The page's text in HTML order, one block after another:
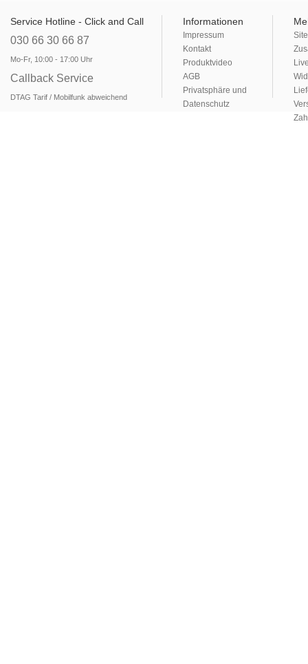
Service Hotline - Click and Call
030 66 30 66 87
Mo-Fr, 10:00 - 17:00 Uhr
Callback Service
DTAG Tarif / Mobilfunk abweichend
Informationen
Impressum
Kontakt
Produktvideo
AGB
Privatsphäre und
Datenschutz